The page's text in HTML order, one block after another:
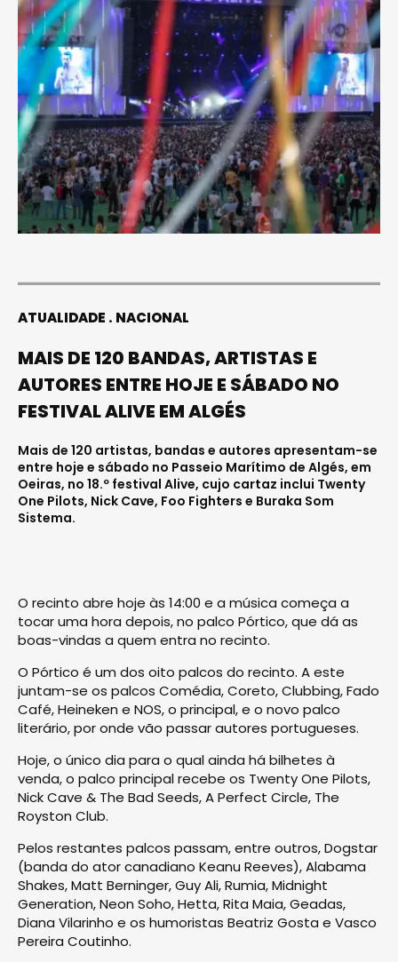
ATUALIDADE NACIONAL
MAIS DE 120 BANDAS, ARTISTAS E
AUTORES ENTRE HOJE E SÁBADO NO
FESTIVAL ALIVE EM ALGÉS
Mais de 120 artistas, bandas e autores apresentam-se
entre hoje e sábado no Passeio Marítimo de Algés, em
Oeiras, no 18.º festival Alive, cujo cartaz inclui Twenty
One Pilots, Nick Cave, Foo Fighters e Buraka Som
Sistema.
O recinto abre hoje às 14:00 e a música começa a
tocar uma hora depois, no palco Pórtico, que dá as
boas-vindas a quem entra no recinto.
O Pórtico é um dos oito palcos do recinto. A este
juntam-se os palcos Comédia, Coreto, Clubbing, Fado
Café, Heineken e NOS, o principal, e o novo palco
literário, por onde vão passar autores portugueses.
Hoje, o único dia para o qual ainda há bilhetes à
venda, o palco principal recebe os Twenty One Pilots,
Nick Cave & The Bad Seeds, A Perfect Circle, The
Royston Club.
Pelos restantes palcos passam, entre outros, Dogstar
(banda do ator canadiano Keanu Reeves), Alabama
Shakes, Matt Berninger, Guy Ali, Rumia, Midnight
Generation, Neon Soho, Hetta, Rita Maia, Geadas,
Diana Vilarinho e os humoristas Beatriz Gosta e Vasco
Pereira Coutinho.